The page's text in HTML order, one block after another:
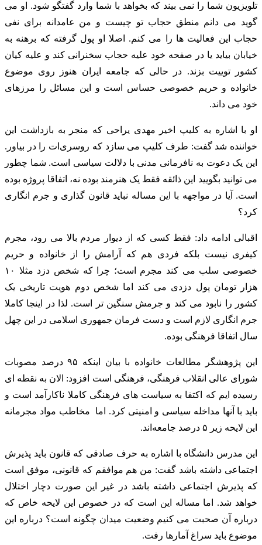
تلویزیون شما را نمی بیند که بخواهد با شما وارد گفتگو شود. او می
گوید می دانم منطق حجاب تو چیست و من عامدانه برای نفی
حجاب این فعالیت ها را می کنم. اصلا او پول گرفته که برهنه به
خیابان بیاید یا در صفحه خود علیه حجاب سخنرانی کند و علیه کیان
کشور توییت بزند. در حالی که جامعه ایران هنوز روی موضوع
خانواده و حریم خصوصی حساس است و این‌ مسائل را مرزهای
خود می داند.
او با اشاره به کلیپ اخیر مهدی یراحی که منجر به بازداشت این
خواننده شد گفت: طرف کلیپ می سازد که روسری‌ات را در بیاور.
این یک دعوت به نافرمانی مدنی با دلالت سیاسی است. شما چطور
می توانید بگویید این ذائقه فقط یک هنرمند بوده نه، اتفاقا پروژه بوده
است. آیا در مواجهه با این مساله نباید قانون گذاری و جرم انگاری
کرد؟
اقبالی ادامه داد: فقط کسی که از دیوار مردم بالا می رود، مجرم
کیفری نیست بلکه فردی هم که آرامش را از خانواده و حریم
خصوصی سلب می کند مجرم است؛ چرا که شخص دزد مثلا ۱۰
هزار تومان پول دزدی می کند اما شخص دوم هویت تاریخی یک
کشور را نابود می کند و جرمش سنگین تر است. لذا در اینجا کاملا
جرم انگاری لازم است و دست فرمان جمهوری اسلامی در این چهل
سال اتفاقا فرهنگی بوده.
این پژوهشگر مطالعات خانواده با بیان اینکه ۹۵ درصد مصوبات
شورای عالی انقلاب فرهنگی، فرهنگی است افزود: الان به نقطه ای
رسیده ایم که اکتفا به سیاست های فرهنگی کاملا ناکارآمد است و
باید با آنها مداخله سیاسی و امنیتی کرد. اما مخاطب مواد مجرمانه
این لایحه زیر ۵ درصد جامعه‌اند.
این مدرس دانشگاه با اشاره به حرف صادقی که قانون باید پذیرش
اجتماعی داشته باشد گفت: من هم موافقم که قانونی، موفق است
که پذیرش اجتماعی داشته باشد در غیر این صورت دچار اختلال
خواهد شد. اما مساله این است که در خصوص این لایحه خاص که
درباره آن صحبت می کنیم وضعیت میدان چگونه است؟ درباره این
موضوع باید سراغ آمارها رفت.